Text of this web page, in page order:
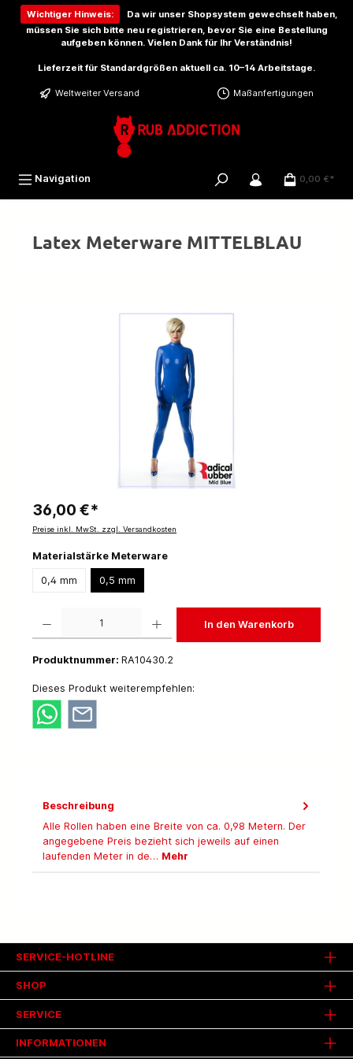
springen
Wichtiger Hinweis:
Da wir unser Shopsystem gewechselt haben,
müssen Sie sich bitte neu registrieren, bevor Sie eine Bestellung
aufgeben können. Vielen Dank für Ihr Verständnis!
Lieferzeit für Standardgrößen aktuell ca. 10–14 Arbeitstage.
Weltweiter Versand Maßanfertigungen
Navigation 0,00 €*
Latex Meterware MITTELBLAU
36,00 €*
Preise inkl. MwSt. zzgl. Versandkosten
Materialstärke Meterware
0,4 mm 0,5 mm
In den Warenkorb
Produktnummer: RA10430.2
Dieses Produkt weiterempfehlen:
Beschreibung
Alle Rollen haben eine Breite von ca. 0,98 Metern. Der
angegebene Preis bezieht sich jeweils auf einen
laufenden Meter in de… Mehr
SHOP
SERVICE
INFORMATIONEN
SERVICE-HOTLINE